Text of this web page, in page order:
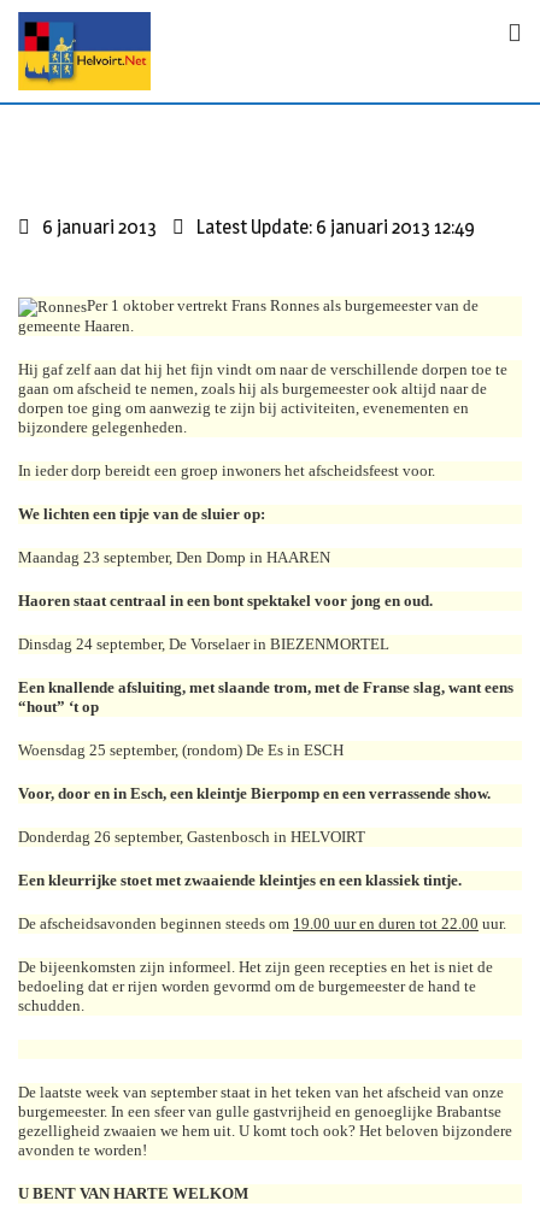
p
6 januari 2013 Latest Update: 6 januari 2013 12:49
Per 1 oktober vertrekt Frans Ronnes als burgemeester van de
gemeente Haaren.
Hij gaf zelf aan dat hij het fijn vindt om naar de verschillende dorpen toe te
gaan om afscheid te nemen, zoals hij als burgemeester ook altijd naar de
dorpen toe ging om aanwezig te zijn bij activiteiten, evenementen en
bijzondere gelegenheden.
In ieder dorp bereidt een groep inwoners het afscheidsfeest voor.
We lichten een tipje van de sluier op:
Maandag 23 september, Den Domp in HAAREN
Haoren staat centraal in een bont spektakel voor jong en oud.
Dinsdag 24 september, De Vorselaer in BIEZENMORTEL
Een knallende afsluiting, met slaande trom, met de Franse slag, want eens
“hout” ‘t op
Woensdag 25 september, (rondom) De Es in ESCH
Voor, door en in Esch, een kleintje Bierpomp en een verrassende show.
Donderdag 26 september, Gastenbosch in HELVOIRT
Een kleurrijke stoet met zwaaiende kleintjes en een klassiek tintje.
De afscheidsavonden beginnen steeds om 19.00 uur en duren tot 22.00 uur.
De bijeenkomsten zijn informeel. Het zijn geen recepties en het is niet de
bedoeling dat er rijen worden gevormd om de burgemeester de hand te
schudden.
De laatste week van september staat in het teken van het afscheid van onze
burgemeester. In een sfeer van gulle gastvrijheid en genoeglijke Brabantse
gezelligheid zwaaien we hem uit. U komt toch ook? Het beloven bijzondere
avonden te worden!
U BENT VAN HARTE WELKOM